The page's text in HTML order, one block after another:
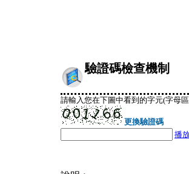
驗證碼檢查機制
請輸入您在下圖中看到的字元(字母
更換驗證碼
播